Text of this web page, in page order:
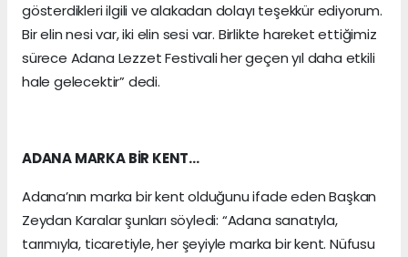
gösterdikleri ilgili ve alakadan dolayı teşekkür ediyorum.
Bir elin nesi var, iki elin sesi var. Birlikte hareket ettiğimiz
sürece Adana Lezzet Festivali her geçen yıl daha etkili
hale gelecektir” dedi.
ADANA MARKA BİR KENT…
Adana’nın marka bir kent olduğunu ifade eden Başkan
Zeydan Karalar şunları söyledi: “Adana sanatıyla,
tarımıyla, ticaretiyle, her şeyiyle marka bir kent. Nüfusu